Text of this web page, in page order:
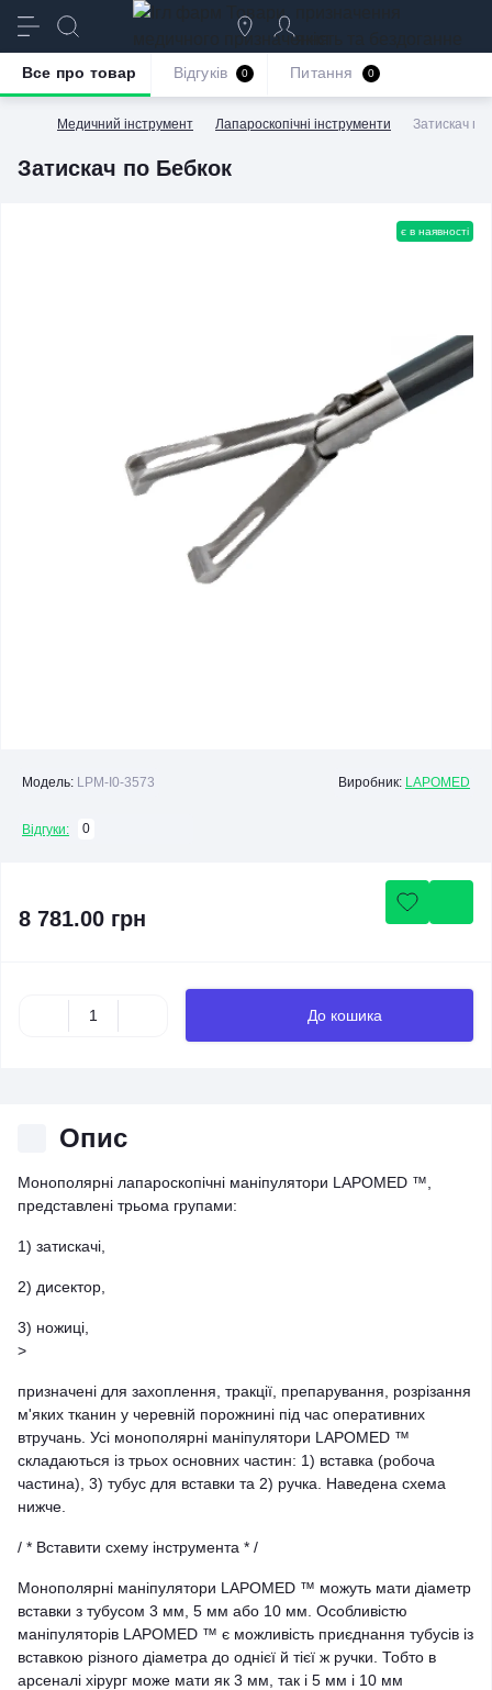
якість та бездоганне
обслуговування
Медичний інструмент Лапароскопічні інструменти Затискач по
Затискач по Бебкок
Все про товар Відгуків 0 Питання 0
є в наявності
Модель: LPM-I0-3573 Виробник: LAPOMED
Відгуки: 0
8 781.00 грн
До кошика
Опис
Монополярні лапароскопічні маніпулятори LAPOMED ™,
представлені трьома групами:
1) затискачі,
2) дисектор,
3) ножиці,
>
призначені для захоплення, тракції, препарування, розрізання
м'яких тканин у черевній порожнині під час оперативних
втручань. Усі монополярні маніпулятори LAPOMED ™
складаються із трьох основних частин: 1) вставка (робоча
частина), 3) тубус для вставки та 2) ручка. Наведена схема
нижче.
/ * Вставити схему інструмента * /
Монополярні маніпулятори LAPOMED ™ можуть мати діаметр
вставки з тубусом 3 мм, 5 мм або 10 мм. Особливістю
маніпуляторів LAPOMED ™ є можливість приєднання тубусів із
вставкою різного діаметра до однієї й тієї ж ручки. Тобто в
арсеналі хірург може мати як 3 мм, так і 5 мм і 10 мм